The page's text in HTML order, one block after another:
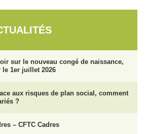
sur le nouveau congé de naissance,
le 1er juillet 2026
aux risques de plan social, comment
?
– CFTC Cadres